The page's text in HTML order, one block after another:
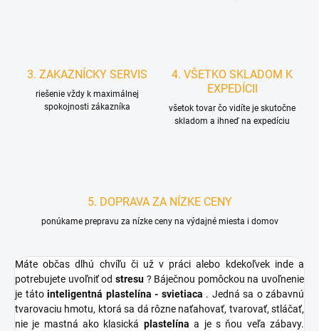
3. ZAKAZNÍCKY SERVIS
riešenie vždy k maximálnej
spokojnosti zákazníka
4. VŠETKO SKLADOM K
EXPEDÍCII
všetok tovar čo vidíte je skutočne
skladom a ihneď na expedíciu
5. DOPRAVA ZA NÍZKE CENY
ponúkame prepravu za nízke ceny na výdajné miesta i domov
Máte občas dlhú chvíľu či už v práci alebo kdekoľvek inde a
potrebujete uvoľniť od stresu? Báječnou pomôckou na uvoľnenie
je táto inteligentná plastelína - svietiaca . Jedná sa o zábavnú
tvarovaciu hmotu, ktorá sa dá rôzne naťahovať, tvarovať, stláčať,
nie je mastná ako klasická plastelína a je s ňou veľa zábavy.